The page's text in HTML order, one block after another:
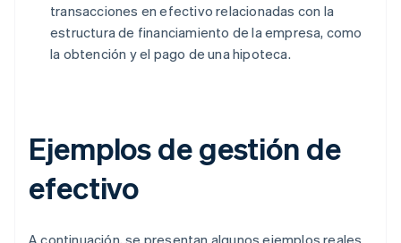
transacciones en efectivo relacionadas con la
estructura de financiamiento de la empresa, como
la obtención y el pago de una hipoteca.
Ejemplos de gestión de
efectivo